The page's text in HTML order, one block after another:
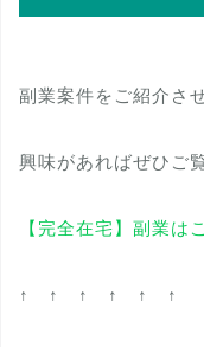
副業案件をご紹介さ
興味があればぜひご
【完全在宅】副業は
↑ ↑ ↑ ↑ ↑ ↑